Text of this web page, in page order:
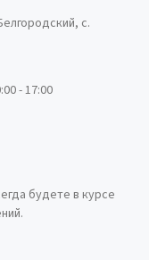
с.
- 17:00
будете в курсе